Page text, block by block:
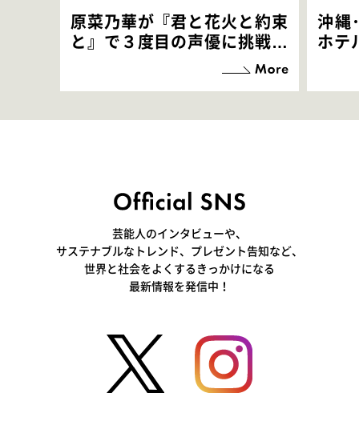
原菜乃華が『君と花火と約束
と』で３度目の声優に挑戦！
「お邪魔させてもらっている
感覚ですが､お芝居に没頭で
沖縄
ホテ
芸能人のインタビューや、
サステナブルなトレンド、プレゼント告知など、
世界と社会をよくするきっかけになる
最新情報を発信中！